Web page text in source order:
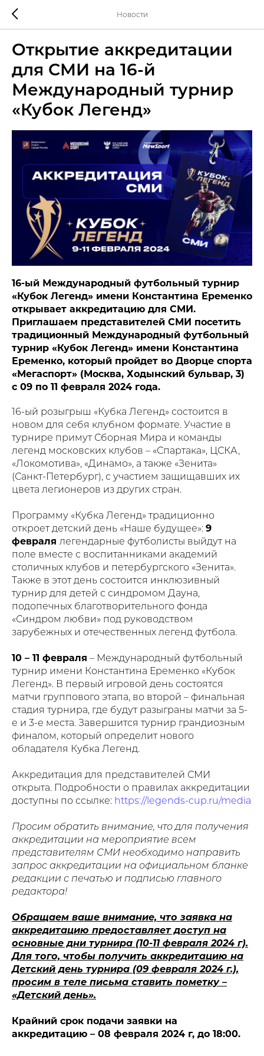
Новости
Открытие аккредитации
для СМИ на 16-й
Международный турнир
«Кубок Легенд»
16-ый Международный футбольный турнир
«Кубок Легенд» имени Константина Еременко
открывает аккредитацию для СМИ.
Приглашаем представителей СМИ посетить
традиционный Международный футбольный
турнир «Кубок Легенд» имени Константина
Еременко, который пройдет во Дворце спорта
«Мегаспорт» (Москва, Ходынский бульвар, 3)
с 09 по 11 февраля 2024 года.
16-ый розыгрыш «Кубка Легенд» состоится в
новом для себя клубном формате. Участие в
турнире примут Сборная Мира и команды
легенд московских клубов – «Спартака», ЦСКА,
«Локомотива», «Динамо», а также «Зенита»
(Санкт-Петербург), с участием защищавших их
цвета легионеров из других стран.
Программу «Кубка Легенд» традиционно
откроет детский день «Наше будущее»: 9
февраля легендарные футболисты выйдут на
поле вместе с воспитанниками академий
столичных клубов и петербургского «Зенита».
Также в этот день состоится инклюзивный
турнир для детей с синдромом Дауна,
подопечных благотворительного фонда
«Синдром любви» под руководством
зарубежных и отечественных легенд футбола.
10 – 11 февраля – Международный футбольный
турнир имени Константина Еременко «Кубок
Легенд». В первый игровой день состоятся
матчи группового этапа, во второй – финальная
стадия турнира, где будут разыграны матчи за 5-
е и 3-е места. Завершится турнир грандиозным
финалом, который определит нового
обладателя Кубка Легенд.
Аккредитация для представителей СМИ
открыта. Подробности о правилах аккредитации
доступны по ссылке: https://legends-cup.ru/media
Просим обратить внимание, что для получения
аккредитации на мероприятие всем
представителям СМИ необходимо направить
запрос аккредитации на официальном бланке
редакции с печатью и подписью главного
редактора!
Обращаем ваше внимание, что заявка на
аккредитацию предоставляет доступ на
основные дни турнира (10-11 февраля 2024 г).
Для того, чтобы получить аккредитацию на
Детский день турнира (09 февраля 2024 г.),
просим в теле письма ставить пометку –
«Детский день».
Крайний срок подачи заявки на
аккредитацию – 08 февраля 2024 г, до 18:00.